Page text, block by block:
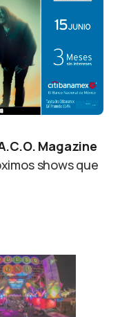
Magazine
shows que